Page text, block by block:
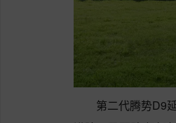
第二代腾势D9